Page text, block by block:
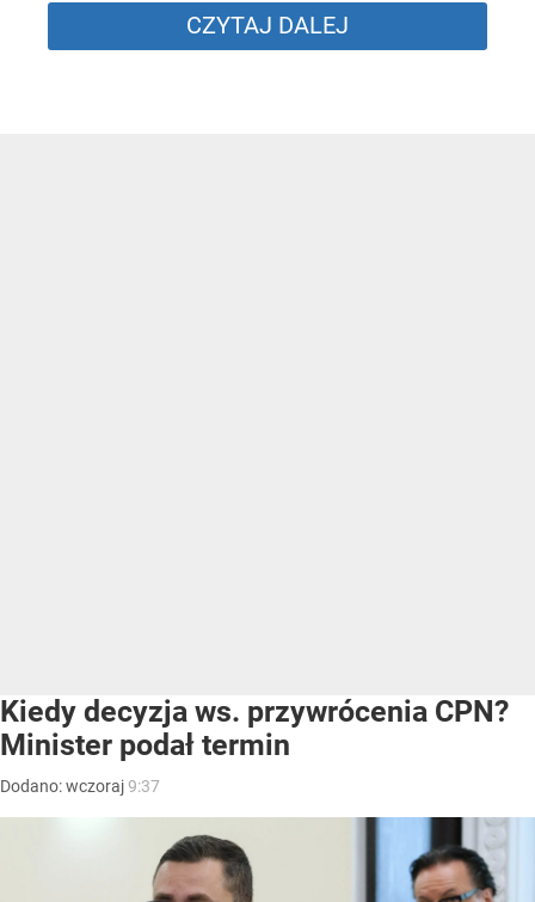
CZYTAJ DALEJ
Kiedy decyzja ws. przywrócenia CPN?
Minister podał termin
Dodano:wczoraj9:37